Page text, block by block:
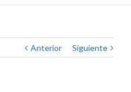
Anterior Siguiente